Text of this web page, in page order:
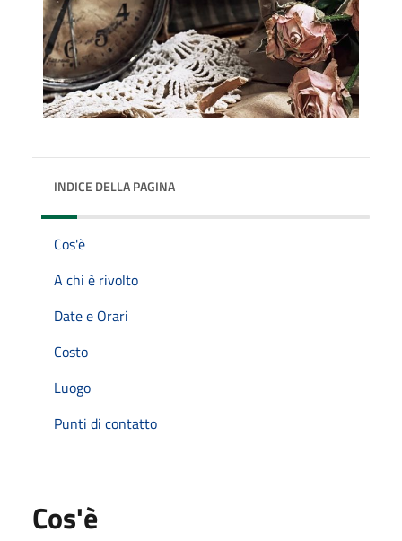
INDICE DELLA PAGINA
Cos'è
A chi è rivolto
Date e Orari
Costo
Luogo
Punti di contatto
Cos'è